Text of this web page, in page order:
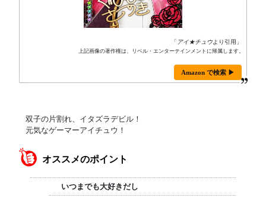
「 アイ★チュウより引用」
上記画像の著作権は、リベル・エンターテインメントに帰属します。
Amazon で検索 ▶
双子の片割れ、イタズラデビル！
元気なゲーマーアイチュウ！
オススメのポイント
いつまでも大好きだし